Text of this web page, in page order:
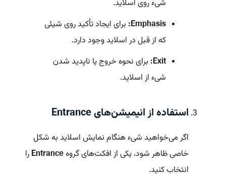
شیء روی اسلاید.
Emphasis: برای ایجاد تأکید روی شیئی
که از قبل در اسلاید وجود دارد.
Exit: برای نحوه خروج یا ناپدید شدن
شیء از اسلاید.
استفاده از انیمیشن‌های Entrance
اگر می‌خواهید شیء هنگام نمایش اسلاید به شکل
خاصی ظاهر شود، یکی از افکت‌های گروهEntrance را
انتخاب کنید.